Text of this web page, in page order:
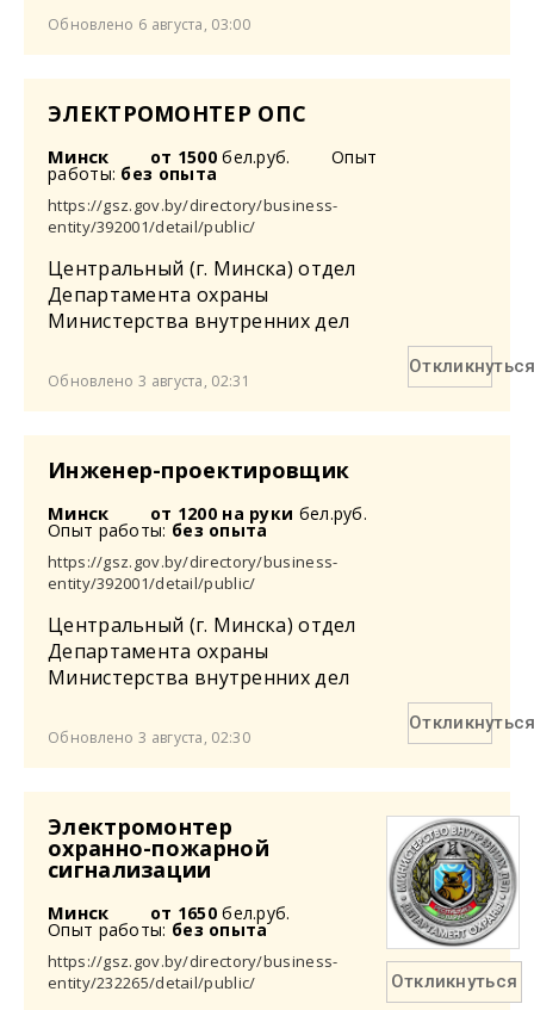
Обновлено 6 августа, 03:00
ЭЛЕКТРОМОНТЕР ОПС
Минск от 1500бел.руб. Опыт
работы: без опыта
https://gsz.gov.by/directory/business-
entity/392001/detail/public/
Центральный (г. Минска) отдел
Департамента охраны
Министерства внутренних дел
Обновлено 3 августа, 02:31
Инженер-проектировщик
Минск от 1200 на руки бел.руб.
Опыт работы: без опыта
https://gsz.gov.by/directory/business-
entity/392001/detail/public/
Центральный (г. Минска) отдел
Департамента охраны
Министерства внутренних дел
Обновлено 3 августа, 02:30
Электромонтер
охранно-пожарной
сигнализации
Минск от 1650бел.руб.
Опыт работы: без опыта
https://gsz.gov.by/directory/business-
entity/232265/detail/public/
Откликнуться